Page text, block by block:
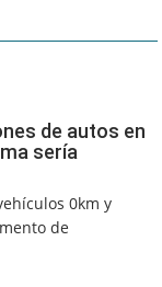
de autos en
sería
0km y
de